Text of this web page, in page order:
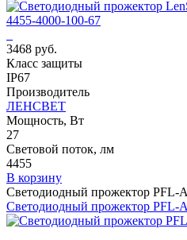
3468 руб.
Класс защиты
IP67
Производитель
ЛЕНСВЕТ
Мощность, Вт
27
Световой поток, лм
4455
В корзину
Светодиодный прожектор PFL-
Светодиодный прожектор PFL-